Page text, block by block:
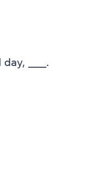
______.